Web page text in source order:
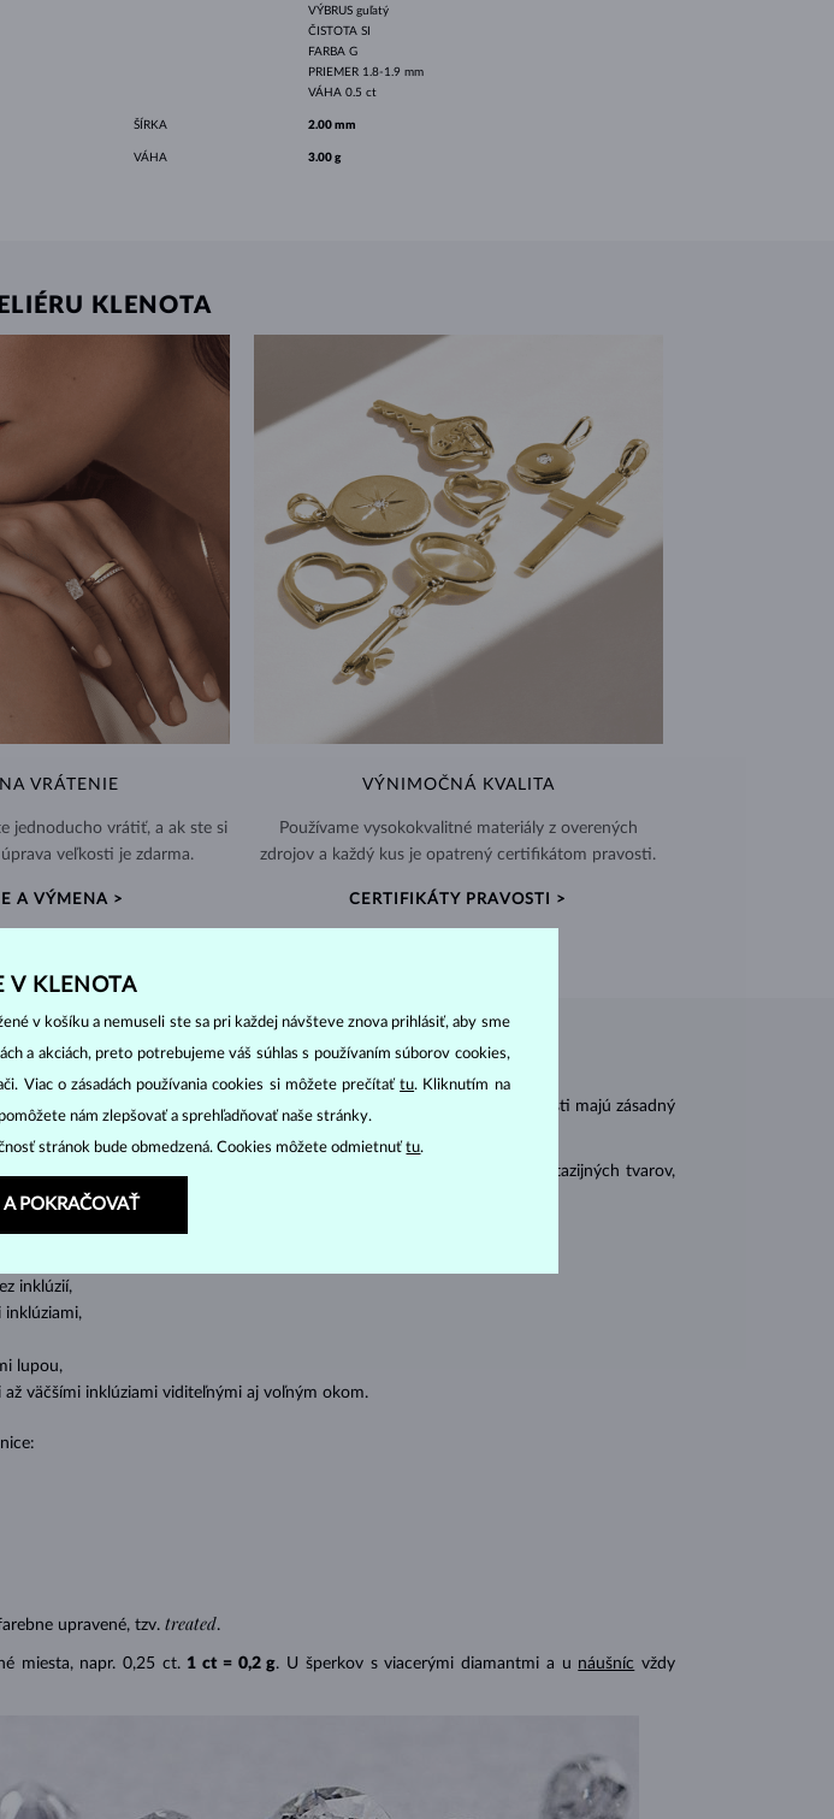
VÝBRUS guľatý
ČISTOTA SI
FARBA G
PRIEMER 1.8-1.9 mm
VÁHA 0.5 ct
ŠÍRKA 2.00 mm
VÁHA 3.00 g
KLENOTA
VRÁTENIE
jednoducho vrátiť, a ak ste si
veľkosti je zdarma.
A VÝMENA >
VÝNIMOČNÁ KVALITA
Používame vysokokvalitné materiály z overených
zdrojov a každý kus je opatrený certifikátom pravosti.
CERTIFIKÁTY PRAVOSTI >
ŠPERKY
( cut), čistota clarity farba color) a hmotnosť
). Tieto vlastnosti majú zásadný
výbrus guľatý, tzv.
. Diamanty sa brúsia aj do mnohých tzv. fantazijných tvarov,
s ostrými rohmi, populárny najmä u
diamantu:
inklúzií,
inklúziami,
lupou,
väčšími inklúziami viditeľnými aj voľným okom.
upravené, tzv. treated.
miesta, napr. 0,25 ct. 1 ct = 0,2 g. U šperkov s viacerými diamantmi a u náušníc vždy
V KLENOTA
v košíku a nemuseli ste sa pri každej návšteve znova prihlásiť, aby sme
a akciách, preto potrebujeme váš súhlas s používaním súborov cookies,
Viac o zásadách používania cookies si môžete prečítaťtu. Kliknutím na
nám zlepšovať a sprehľadňovať naše stránky.
stránok bude obmedzená. Cookies môžete odmietnuťtu.
POKRAČOVAŤ